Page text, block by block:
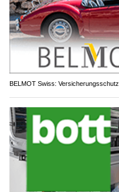
BELMOT Swiss: